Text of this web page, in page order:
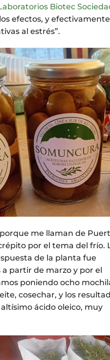
Biotec
efectos, y efectivamente
al estrés”.
me llaman de
por el tema del frío.
de la planta fue
partir de marzo y por el
poniendo ocho
cosechar, y los
ácido oleico, muy